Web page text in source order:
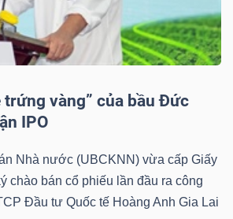
trứng vàng” của bầu Đức
IPO
Nhà nước (UBCKNN) vừa cấp Giấy
chào bán cổ phiếu lần đầu ra công
Đầu tư Quốc tế Hoàng Anh Gia Lai